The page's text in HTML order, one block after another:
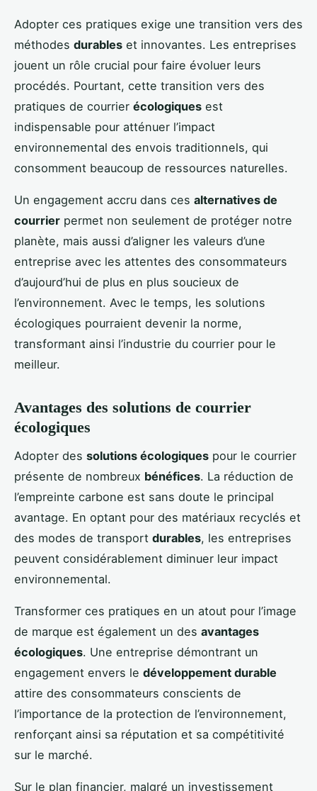
Adopter ces pratiques exige une transition vers des
méthodes durables et innovantes. Les entreprises
jouent un rôle crucial pour faire évoluer leurs
procédés. Pourtant, cette transition vers des
pratiques de courrier écologiques est
indispensable pour atténuer l’impact
environnemental des envois traditionnels, qui
consomment beaucoup de ressources naturelles.
Un engagement accru dans ces alternatives de
courrier permet non seulement de protéger notre
planète, mais aussi d’aligner les valeurs d’une
entreprise avec les attentes des consommateurs
d’aujourd’hui de plus en plus soucieux de
l’environnement. Avec le temps, les solutions
écologiques pourraient devenir la norme,
transformant ainsi l’industrie du courrier pour le
meilleur.
Avantages des solutions de courrier
écologiques
Adopter des solutions écologiques pour le courrier
présente de nombreux bénéfices. La réduction de
l’empreinte carbone est sans doute le principal
avantage. En optant pour des matériaux recyclés et
des modes de transport durables, les entreprises
peuvent considérablement diminuer leur impact
environnemental.
Transformer ces pratiques en un atout pour l’image
de marque est également un des avantages
écologiques. Une entreprise démontrant un
engagement envers le développement durable
attire des consommateurs conscients de
l’importance de la protection de l’environnement,
renforçant ainsi sa réputation et sa compétitivité
sur le marché.
Sur le plan financier, malgré un investissement